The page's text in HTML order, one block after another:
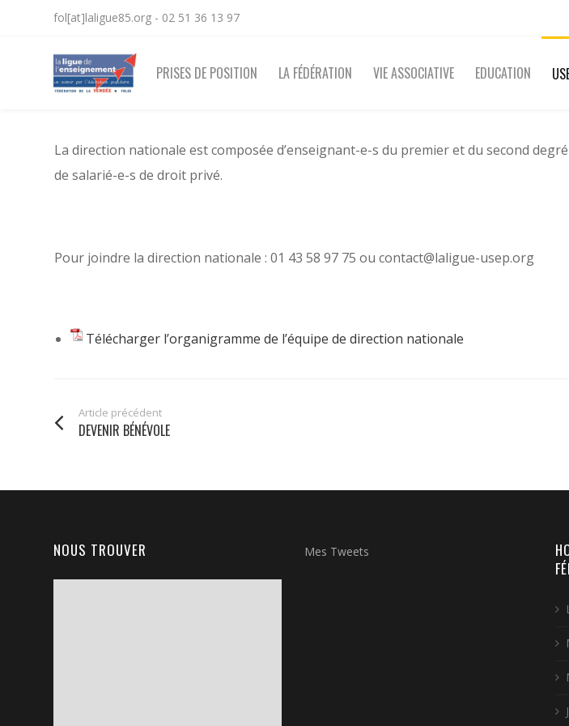
fol[at]laligue85.org - 02 51 36 13 97
PRISES DE POSITION LA FÉDÉRATION VIE ASSOCIATIVE EDUCATION
La direction nationale est composée d’enseignant-e-s du premier et du second
de salarié-e-s de droit privé.
Pour joindre la direction nationale : 01 43 58 97 75 ou contact@laligue-usep.org
Télécharger l’organigramme de l’équipe de direction nationale
Article précédent
DEVENIR BÉNÉVOLE
NOUS TROUVER Mes Tweets